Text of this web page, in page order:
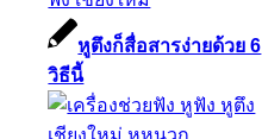
หูตึงก็สื่อสารง่ายด้วย 6
วิธีนี้